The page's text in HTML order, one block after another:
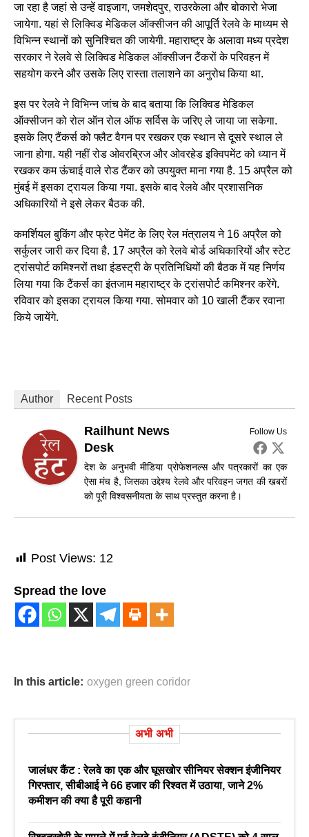
जा रहा है जहां से उन्हें वाइजाग, जमशेदपुर, राउरकेला और बोकारो भेजा
जायेगा. यहां से लिक्विड मेडिकल ऑक्सीजन की आपूर्ति रेलवे के माध्यम से
विभिन्न स्थानों को सुनिश्चित की जायेगी. महाराष्ट्र के अलावा मध्य प्रदेश
सरकार ने रेलवे से लिक्विड मेडिकल ऑक्सीजन टैंकरों के परिवहन में
सहयोग करने और उसके लिए रास्ता तलाशने का अनुरोध किया था.
इस पर रेलवे ने विभिन्न जांच के बाद बताया कि लिक्विड मेडिकल
ऑक्सीजन को रोल ऑन रोल ऑफ सर्विस के जरिए ले जाया जा सकेगा.
इसके लिए टैंकर्स को फ्लैट वैगन पर रखकर एक स्थान से दूसरे स्थाल ले
जाना होगा. यही नहीं रोड ओवरब्रिज और ओवरहेड इक्विपमेंट को ध्यान में
रखकर कम ऊंचाई वाले रोड टैंकर को उपयुक्त माना गया है. 15 अप्रैल को
मुंबई में इसका ट्रायल किया गया. इसके बाद रेलवे और प्रशासनिक
अधिकारियों ने इसे लेकर बैठक की.
कमर्शियल बुकिंग और फ्रेट पेमेंट के लिए रेल मंत्रालय ने 16 अप्रैल को
सर्कुलर जारी कर दिया है. 17 अप्रैल को रेलवे बोर्ड अधिकारियों और स्टेट
ट्रांसपोर्ट कमिश्नरों तथा इंडस्ट्री के प्रतिनिधियों की बैठक में यह निर्णय
लिया गया कि टैंकर्स का इंतजाम महाराष्ट्र के ट्रांसपोर्ट कमिश्नर करेंगे.
रविवार को इसका ट्रायल किया गया. सोमवार को 10 खाली टैंकर रवाना
किये जायेंगे.
Author Recent Posts
Follow Us
Railhunt News
Desk
देश के अनुभवी मीडिया प्रोफेशनल्स और पत्रकारों का एक
ऐसा मंच है, जिसका उद्देश्य रेलवे और परिवहन जगत की खबरों
को पूरी विश्वसनीयता के साथ प्रस्तुत करना है।
Post Views: 12
Spread the love
In this article: oxygen green coridor
अभी अभी
जालंधर कैंट : रेलवे का एक और घूसखोर सीनियर सेक्शन इंजीनियर
गिरफ्तार, सीबीआई ने 66 हजार की रिश्वत में उठाया, जाने 2%
कमीशन की क्या है पूरी कहानी